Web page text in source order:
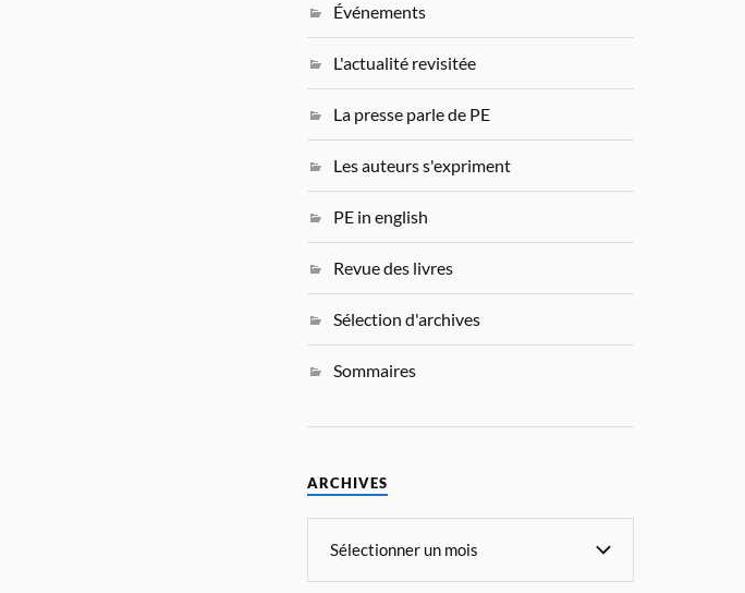
Événements
L'actualité revisitée
La presse parle de PE
Les auteurs s'expriment
PE in english
Revue des livres
Sélection d'archives
Sommaires
ARCHIVES